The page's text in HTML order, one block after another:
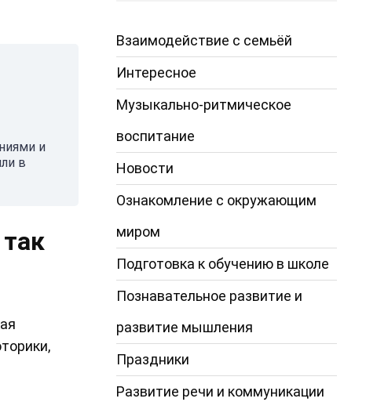
и
в
Взаимодействие с семьёй
Интересное
Музыкально-ритмическое
воспитание
Новости
Ознакомление с окружающим
миром
Подготовка к обучению в школе
Познавательное развитие и
развитие мышления
Праздники
Развитие речи и коммуникации